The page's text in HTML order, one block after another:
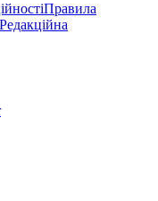
Правила
Редакційна